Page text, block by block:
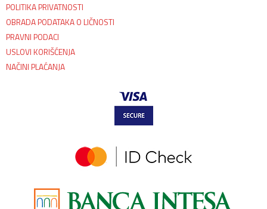
POLITIKA PRIVATNOSTI
OBRADA PODATAKA O LIČNOSTI
PRAVNI PODACI
USLOVI KORIŠĆENJA
NAČINI PLAĆANJA